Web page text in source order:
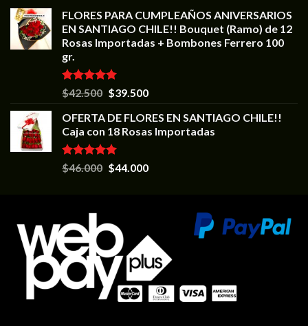
FLORES PARA CUMPLEAÑOS ANIVERSARIOS
EN SANTIAGO CHILE!! Bouquet (Ramo) de 12
Rosas Importadas + Bombones Ferrero 100
gr.
Valorado en
5.00
$42.500 $39.500
OFERTA DE FLORES EN SANTIAGO CHILE!!
Caja con 18 Rosas Importadas
Valorado en
5.00
$46.000 $44.000